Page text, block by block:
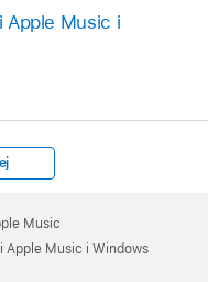
Apple Music i
Music
Apple Music i Windows